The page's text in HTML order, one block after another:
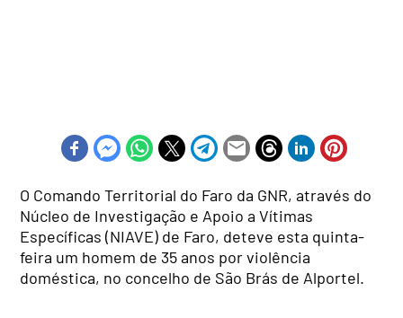
O Comando Territorial do Faro da GNR, através do
Núcleo de Investigação e Apoio a Vítimas
Específicas (NIAVE) de Faro, deteve esta quinta-
feira um homem de 35 anos por violência
doméstica, no concelho de São Brás de Alportel.